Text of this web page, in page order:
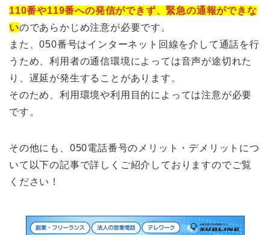
110番や119番への発信ができず、緊急の通報ができな
いのであらかじめ注意が必要です。
また、050番号はインターネット回線を介して通話を行
うため、利用者の通信環境によっては音声が途切れた
り、遅延が発生することがあります。
そのため、利用環境や利用目的によっては注意が必要
です。
その他にも、050電話番号のメリット・デメリットにつ
いて以下の記事で詳しくご紹介しておりますのでご覧
ください！